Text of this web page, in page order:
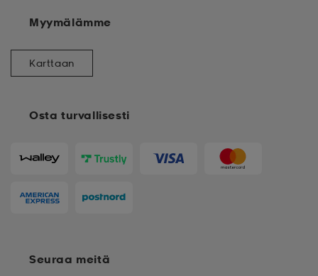
Osta turvallisesti
Myymälämme
Karttaan
Seuraa meitä